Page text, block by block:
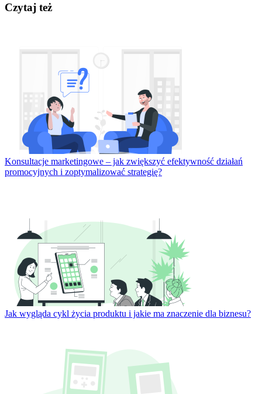
Czytaj też
Konsultacje marketingowe – jak zwiększyć efektywność działań
promocyjnych i zoptymalizować strategię?
Jak wygląda cykl życia produktu i jakie ma znaczenie dla biznesu?